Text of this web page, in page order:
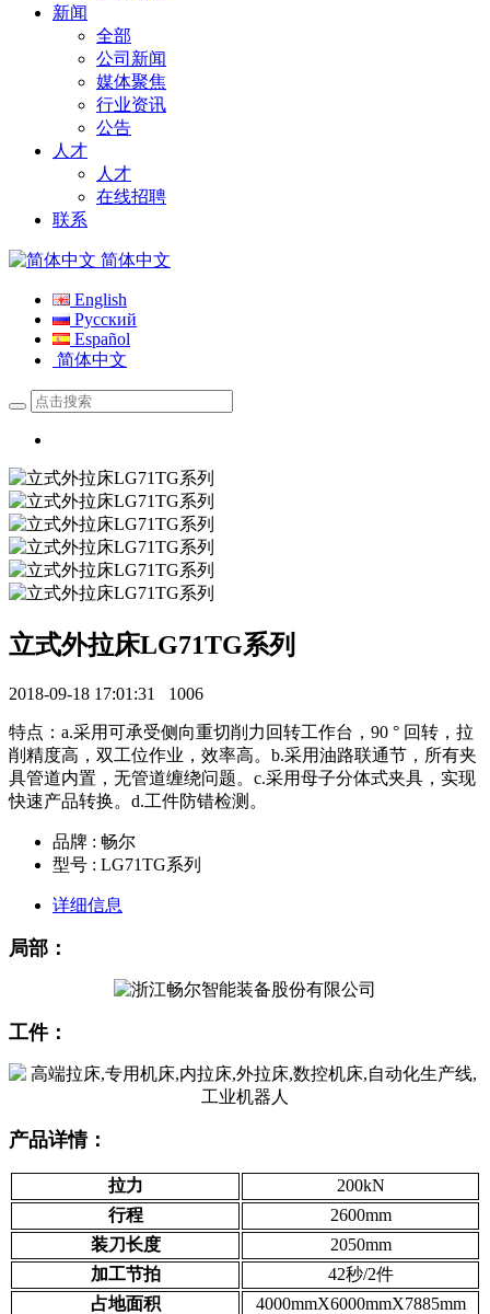
新闻
全部
公司新闻
媒体聚焦
行业资讯
公告
人才
人才
在线招聘
联系
简体中文
English
Русский
Español
简体中文
立式外拉床LG71TG系列
2018-09-18 17:01:31 1006
特点：a.采用可承受侧向重切削力回转工作台，90 ° 回转，拉
削精度高，双工位作业，效率高。b.采用油路联通节，所有夹
具管道内置，无管道缠绕问题。c.采用母子分体式夹具，实现
快速产品转换。d.工件防错检测。
品牌 : 畅尔
型号 : LG71TG系列
详细信息
局部：
工件：
产品详情：
拉力
200kN
行程
2600mm
装刀长度
2050mm
加工节拍
42秒/2件
占地面积
4000mmX6000mmX7885mm